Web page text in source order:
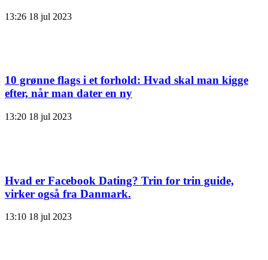
13:26 18 jul 2023
10 grønne flags i et forhold: Hvad skal man kigge
efter, når man dater en ny
13:20 18 jul 2023
Hvad er Facebook Dating? Trin for trin guide,
virker også fra Danmark.
13:10 18 jul 2023